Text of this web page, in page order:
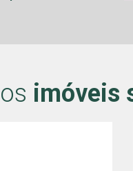
imóveis